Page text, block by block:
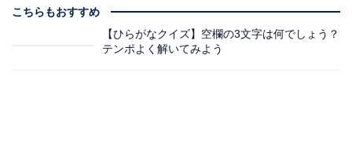
こちらもおすすめ
【ひらがなクイズ】空欄の3文字は何でしょう？
テンポよく解いてみよう